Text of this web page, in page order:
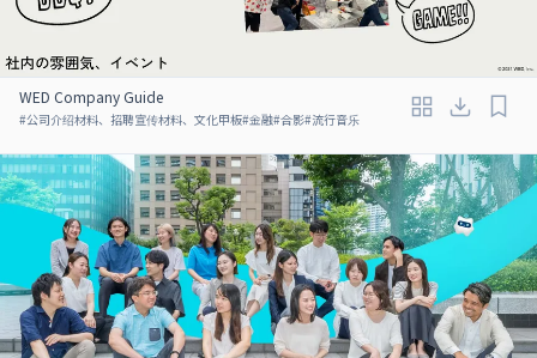
WED Company Guide
#公司介绍材料、招聘宣传材料、文化甲板#金融#合影#流行音乐